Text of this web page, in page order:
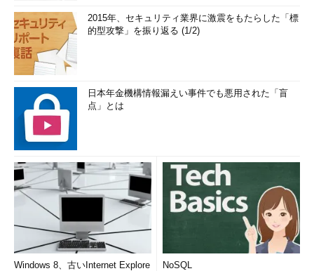
2015年、セキュリティ業界に激震をもたらした「標
的型攻撃」を振り返る (1/2)
日本年金機構情報漏えい事件でも悪用された「盲
点」とは
Windows 8、古いInternet Explore
NoSQL